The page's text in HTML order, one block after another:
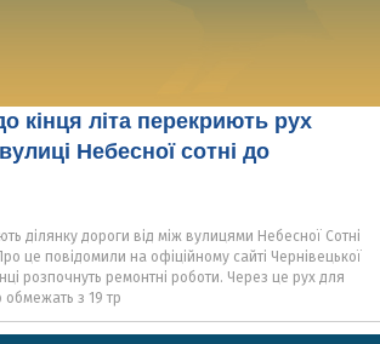
кінця літа перекриють рух
Небесної сотні до
ділянку дороги від між вулицями Небесної Сотні
це повідомили на офіційному сайті Чернівецької
розпочнуть ремонтні роботи. Через це рух для
обмежать з 19 тр